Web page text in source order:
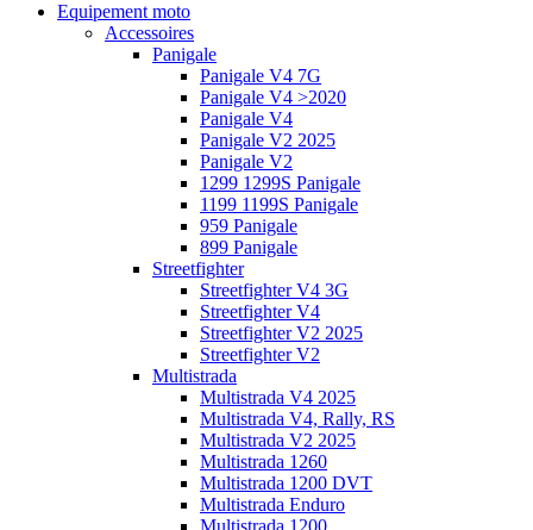
Equipement moto
Accessoires
Panigale
Panigale V4 7G
Panigale V4 >2020
Panigale V4
Panigale V2 2025
Panigale V2
1299 1299S Panigale
1199 1199S Panigale
959 Panigale
899 Panigale
Streetfighter
Streetfighter V4 3G
Streetfighter V4
Streetfighter V2 2025
Streetfighter V2
Multistrada
Multistrada V4 2025
Multistrada V4, Rally, RS
Multistrada V2 2025
Multistrada 1260
Multistrada 1200 DVT
Multistrada Enduro
Multistrada 1200